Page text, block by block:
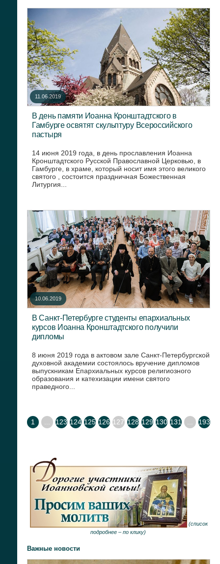
11.06.2019
В день памяти Иоанна Кронштадтского в
Гамбурге освятят скульптуру Всероссийского
пастыря
14 июня 2019 года, в день прославления Иоанна
Кронштадтского Русской Православной Церковью, в
Гамбурге, в храме, который носит имя этого великого
святого , состоится праздничная Божественная
Литургия...
10.06.2019
В Санкт-Петербурге студенты епархиальных
курсов Иоанна Кронштадтского получили
дипломы
8 июня 2019 года в актовом зале Санкт-Петербургской
духовной академии состоялось вручение дипломов
выпускникам Епархиальных курсов религиозного
образования и катехизации имени святого
праведного...
1 123 124 125 126 127 128 129 130 131 193
(список
подробнее – по клику)
Важные новости